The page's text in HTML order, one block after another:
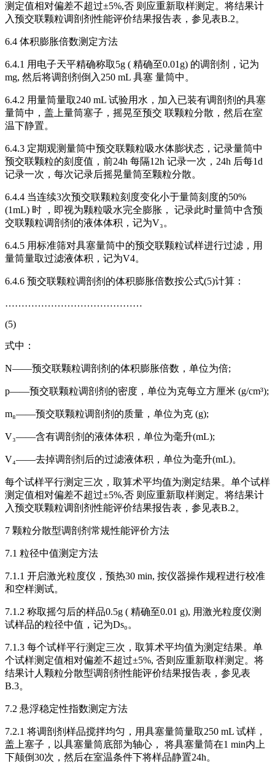
测定值相对偏差不超过±5%,否 则应重新取样测定。将结果计
入预交联颗粒调剖剂性能评价结果报告表，参见表B.2。
6.4 体积膨胀倍数测定方法
6.4.1 用电子天平精确称取5g ( 精确至0.01g) 的调剖剂，记为
mg, 然后将调剖剂倒入250 mL 具塞 量筒中。
6.4.2 用量筒量取240 mL 试验用水，加入已装有调剖剂的具塞
量筒中，盖上量筒塞子，摇晃至预交 联颗粒分散，然后在室
温下静置。
6.4.3 定期观测量筒中预交联颗粒吸水体膨状态，记录量筒中
预交联颗粒的刻度值，前24h 每隔12h 记录一次，24h 后每1d
记录一次，每次记录后摇晃量筒至颗粒分散。
6.4.4 当连续3次预交联颗粒刻度变化小于量筒刻度的50%
(1mL) 时 ，即视为颗粒吸水完全膨胀， 记录此时量筒中含预
交联颗粒调剖剂的液体体积，记为V₃。
6.4.5 用标准筛对具塞量筒中的预交联颗粒试样进行过滤，用
量筒量取过滤液体积，记为V4。
6.4.6 预交联颗粒调剖剂的体积膨胀倍数按公式(5)计算：
……………………………………
(5)
式中：
N——预交联颗粒调剖剂的体积膨胀倍数，单位为倍;
p——预交联颗粒调剖剂的密度，单位为克每立方厘米 (g/cm³);
m₈——预交联颗粒调剖剂的质量，单位为克 (g);
V₃——含有调剖剂的液体体积，单位为毫升(mL);
V₄——去掉调剖剂后的过滤液体积，单位为毫升(mL)。
每个试样平行测定三次，取算术平均值为测定结果。单个试样
测定值相对偏差不超过±5%,否 则应重新取样测定。将结果计
入预交联颗粒调剖剂性能评价结果报告表，参见表B.2。
7 颗粒分散型调剖剂常规性能评价方法
7.1 粒径中值测定方法
7.1.1 开启激光粒度仪，预热30 min, 按仪器操作规程进行校准
和空样测试。
7.1.2 称取摇匀后的样品0.5g ( 精确至0.01 g), 用激光粒度仪测
试样品的粒径中值，记为Ds₀。
7.1.3 每个试样平行测定三次，取算术平均值为测定结果。单
个试样测定值相对偏差不超过±5%, 否则应重新取样测定。将
结果计人颗粒分散型调剖剂性能评价结果报告表，参见表
B.3。
7.2 悬浮稳定性指数测定方法
7.2.1 将调剖剂样品搅拌均匀，用具塞量筒量取250 mL 试样，
盖上塞子，以具塞量筒底部为轴心， 将具塞量筒在1 min内上
下颠倒30次，然后在室温条件下将样品静置24h。